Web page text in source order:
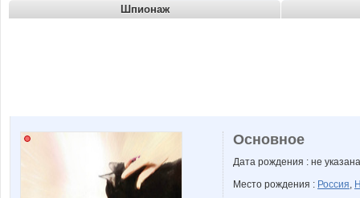
Шпионаж
Основное
Дата рождения : не указана
Место рождения : Россия,